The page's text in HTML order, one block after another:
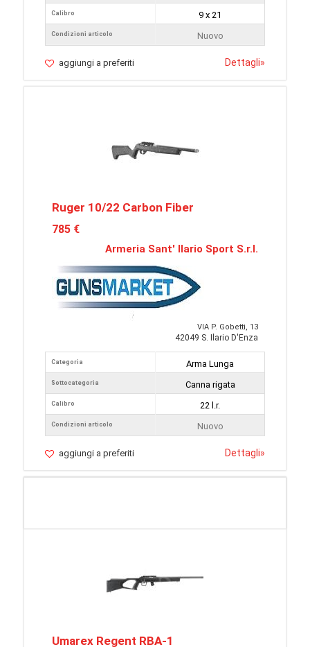
Calibro
Condizioni articolo
9 x 21
Nuovo
aggiungi a preferiti Dettagli»
Ruger 10/22 Carbon Fiber
785 €
Armeria Sant' Ilario Sport S.r.l.
VIA P. Gobetti, 13
42049 S. Ilario D'Enza
Categoria
Sottocategoria
Calibro
Condizioni articolo
Arma Lunga
Canna rigata
22 l.r.
Nuovo
aggiungi a preferiti Dettagli»
Umarex Regent RBA-1